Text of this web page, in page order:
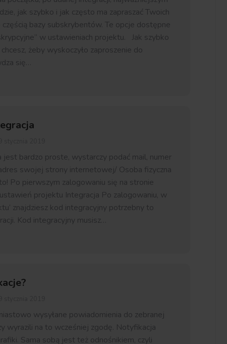
jak szybko i jak często ma zapraszać Twoich
bazy subskrybentów. Te opcje dostępne
w ustawieniach projektu. Jak szybko
żeby wyskoczyło zaproszenie do
się…
jest bardzo proste, wystarczy podać mail, numer
swojej strony internetowej/ Osoba fizyczna
Po pierwszym zalogowaniu się na stronie
projektu Integracja Po zalogowaniu, w
znajdziesz kod integracyjny potrzebny to
Kod integracyjny musisz…
wysyłane powiadomienia do zebranej
wyrazili na to wcześniej zgodę. Notyfikacja
Sama sobą jest też odnośnikiem, czyli